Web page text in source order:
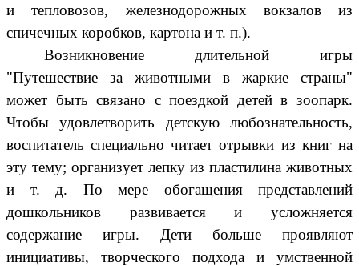
и тепловозов, железнодорожных вокзалов из
спичечных коробков, картона и т. п.).
Возникновение длительной игры
"Путешествие за животными в жаркие страны"
может быть связано с поездкой детей в зоопарк.
Чтобы удовлетворить детскую любознательность,
воспитатель специально читает отрывки из книг на
эту тему; организует лепку из пластилина животных
и т. д. По мере обогащения представлений
дошкольников развивается и усложняется
содержание игры. Дети больше проявляют
инициативы, творческого подхода и умственной